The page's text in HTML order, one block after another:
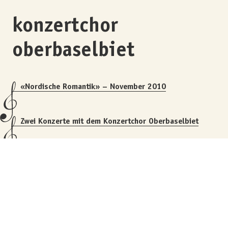
konzertchor
oberbaselbiet
«Nordische Romantik» – November 2010
Zwei Konzerte mit dem Konzertchor Oberbaselbiet